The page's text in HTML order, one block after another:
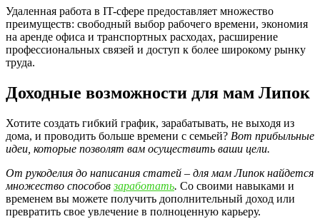
Удаленная работа в IT-сфере предоставляет множество
преимуществ: свободный выбор рабочего времени, экономия
на аренде офиса и транспортных расходах, расширение
профессиональных связей и доступ к более широкому рынку
труда.
Доходные возможности для мам Липок
Хотите создать гибкий график, зарабатывать, не выходя из
дома, и проводить больше времени с семьей? Вот прибыльные
идеи, которые позволят вам осуществить ваши цели.
От рукоделия до написания статей – для мам Липок найдется
множество способов заработать. Со своими навыками и
временем вы можете получить дополнительный доход или
превратить свое увлечение в полноценную карьеру.